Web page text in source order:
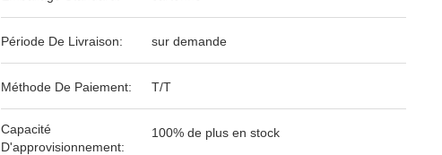
Période De Livraison: sur demande
Méthode De Paiement: T/T
Capacité
D'approvisionnement:
100% de plus en stock